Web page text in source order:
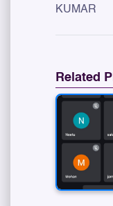
KUMAR
Related